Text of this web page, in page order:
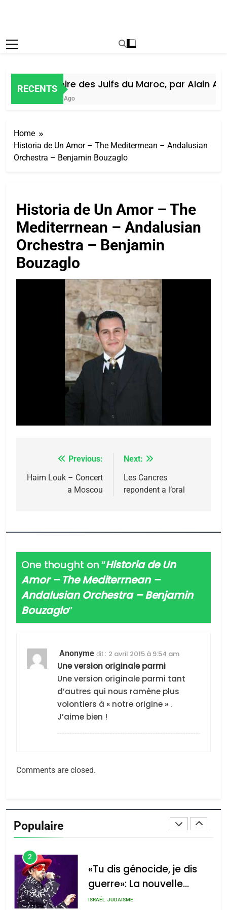
RECENTS
Histoire des Juifs du Maroc, par Alain
5 Jours Ago
Home
Historia de Un Amor – The Mediterrnean – Andalusian
Orchestra – Benjamin Bouzaglo
Historia de Un Amor – The
Mediterrnean – Andalusian
Orchestra – Benjamin
Bouzaglo
Navigation
de
Previous:
Haim Louk – Concert
a Moscou
Next:
Les Cancres
repondent a l’oral
One thought on “Historia de Un
Amor – The Mediterrnean –
Andalusian Orchestra – Benjamin
Bouzaglo”
Anonyme dit : 2 avril 2015 à 9:54 am
Une version originale parmi
Une version originale parmi tant
d’autres qui nous ramène plus
volontiers à « notre origine » .
J’aime bien !
Comments are closed.
Populaire
2025, l’année la plus
meurtrière selon le
rapport d’ADL contre
l’antisémitisme
FRANCE ISRAÉL
FIÈRE, DIGNE ET RÉSILIENTE :
CE QUI NOUS MANQUE –
Jacques Hadida
JUDAISME
Azilal consacrés produits
2
«Tu dis génocide, je dis
guerre»: La nouvelle
chanson de Boy George
ISRAÉL JUDAISME